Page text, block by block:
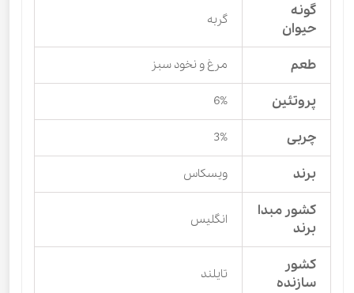
گونه
حیوان
گربه
طعم مرغ و نخود سبز
پروتئین 6%
چربی 3%
برند ویسکاس
کشور مبدا
برند
انگلیس
کشور
سازنده
تایلند